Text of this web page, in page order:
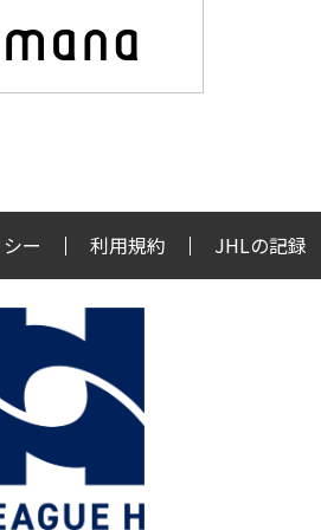
ー 利用規約 JHLの記録